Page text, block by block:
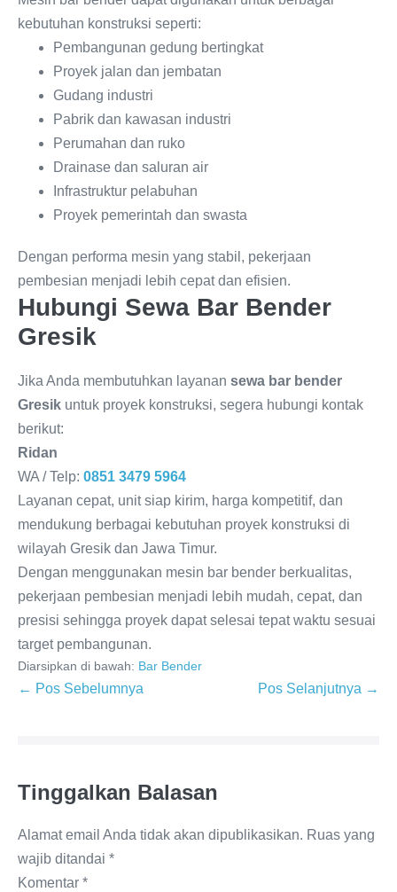
kebutuhan konstruksi seperti:
Pembangunan gedung bertingkat
Proyek jalan dan jembatan
Gudang industri
Pabrik dan kawasan industri
Perumahan dan ruko
Drainase dan saluran air
Infrastruktur pelabuhan
Proyek pemerintah dan swasta
Dengan performa mesin yang stabil, pekerjaan
pembesian menjadi lebih cepat dan efisien.
Hubungi Sewa Bar Bender
Gresik
Jika Anda membutuhkan layanan sewa bar bender
Gresik untuk proyek konstruksi, segera hubungi kontak
berikut:
Ridan
WA / Telp: 0851 3479 5964
Layanan cepat, unit siap kirim, harga kompetitif, dan
mendukung berbagai kebutuhan proyek konstruksi di
wilayah Gresik dan Jawa Timur.
Dengan menggunakan mesin bar bender berkualitas,
pekerjaan pembesian menjadi lebih mudah, cepat, dan
presisi sehingga proyek dapat selesai tepat waktu sesuai
target pembangunan.
Diarsipkan di bawah: Bar Bender
← Pos Sebelumnya Pos Selanjutnya →
Tinggalkan Balasan
Alamat email Anda tidak akan dipublikasikan. Ruas yang
wajib ditandai *
Komentar *